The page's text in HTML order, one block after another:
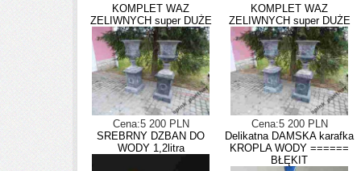
KOMPLET WAZ
ZELIWNYCH super DUŻE
Cena:5 200 PLN
KOMPLET WAZ
ZELIWNYCH super DUŻE
Cena:5 200 PLN
SREBRNY DZBAN DO
WODY 1,2litra
Delikatna DAMSKA karafka
KROPLA WODY ======
BŁĘKIT